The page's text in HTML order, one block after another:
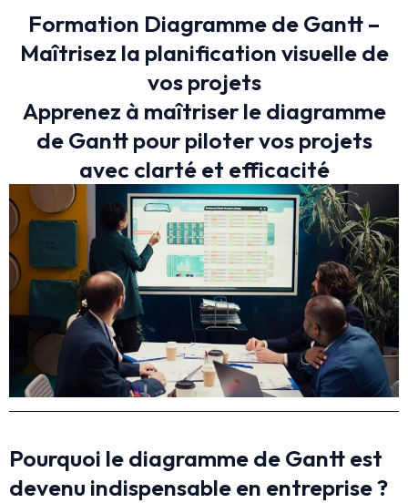
Formation Diagramme de Gantt –
Maîtrisez la planification visuelle de
vos projets
Apprenez à maîtriser le diagramme
de Gantt pour piloter vos projets
avec clarté et efficacité
Pourquoi le diagramme de Gantt est
devenu indispensable en entreprise ?